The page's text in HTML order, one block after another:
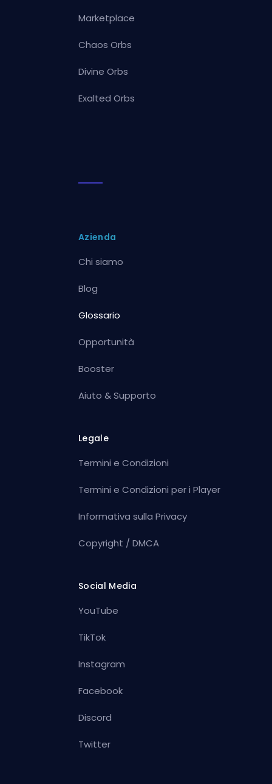
Marketplace
Chaos Orbs
Divine Orbs
Exalted Orbs
Azienda
Chi siamo
Blog
Glossario
Opportunità
Booster
Aiuto & Supporto
Legale
Termini e Condizioni
Termini e Condizioni per i Player
Informativa sulla Privacy
Copyright / DMCA
Social Media
YouTube
TikTok
Instagram
Facebook
Discord
Twitter